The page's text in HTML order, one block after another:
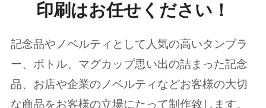
印刷はお任せください！
記念品やノベルティとして人気の高いタンブラ
ー、ボトル、マグカップ思い出の詰まった記念
品、お店や企業のノベルティなどお客様の大切
な商品をお客様の立場にたって制作致します。